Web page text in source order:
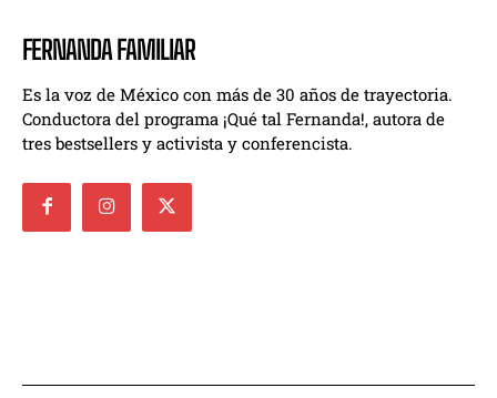
FERNANDA FAMILIAR
Es la voz de México con más de 30 años de trayectoria.
Conductora del programa ¡Qué tal Fernanda!, autora de
tres bestsellers y activista y conferencista.